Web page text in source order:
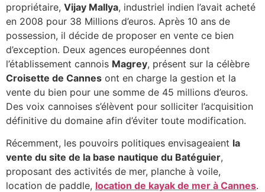
propriétaire, Vijay Mallya, industriel indien l’avait acheté
en 2008 pour 38 Millions d’euros. Après 10 ans de
possession, il décide de proposer en vente ce bien
d’exception. Deux agences européennes dont
l’établissement cannois Magrey, présent sur la célèbre
Croisette de Cannes ont en charge la gestion et la
vente du bien pour une somme de 45 millions d’euros.
Des voix cannoises s’élèvent pour solliciter l’acquisition
définitive du domaine afin d’éviter toute modification.
Récemment, les pouvoirs politiques envisageaient la
vente du site de la base nautique du Batéguier,
proposant des activités de mer, planche à voile,
location de paddle, location de kayak de mer à Cannes.